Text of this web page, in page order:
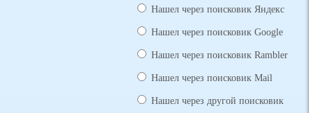
Нашел через поисковик Яндекс
Нашел через поисковик Google
Нашел через поисковик Rambler
Нашел через поисковик Mail
Нашел через другой поисковик